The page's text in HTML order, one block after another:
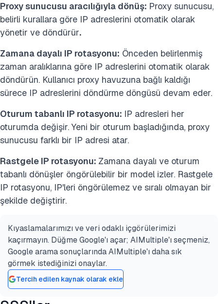
Proxy sunucusu aracılığıyla dönüş: Proxy sunucusu,
belirli kurallara göre IP adreslerini otomatik olarak
yönetir ve döndürür.
Zamana dayalı IP rotasyonu: Önceden belirlenmiş
zaman aralıklarına göre IP adreslerini otomatik olarak
döndürün. Kullanıcı proxy havuzuna bağlı kaldığı
sürece IP adreslerini döndürme döngüsü devam eder.
Oturum tabanlı IP rotasyonu: IP adresleri her
oturumda değişir. Yeni bir oturum başladığında, proxy
sunucusu farklı bir IP adresi atar.
Rastgele IP rotasyonu: Zamana dayalı ve oturum
tabanlı dönüşler öngörülebilir bir model izler. Rastgele
IP rotasyonu, IP'leri öngörülemez ve sıralı olmayan bir
şekilde değiştirir.
Kıyaslamalarımızı ve veri odaklı içgörülerimizi
kaçırmayın. Düğme Google'ı açar; AIMultiple'ı seçmeniz,
Google arama sonuçlarında AIMultiple'ı daha sık
görmek istediğinizi onaylar.
Tercih edilen kaynak olarak ekle